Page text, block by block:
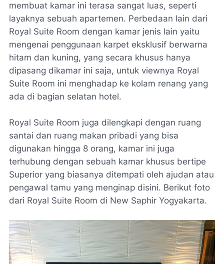
membuat kamar ini terasa sangat luas, seperti
layaknya sebuah apartemen. Perbedaan lain dari
Royal Suite Room dengan kamar jenis lain yaitu
mengenai penggunaan karpet eksklusif berwarna
hitam dan kuning, yang secara khusus hanya
dipasang dikamar ini saja, untuk viewnya Royal
Suite Room ini menghadap ke kolam renang yang
ada di bagian selatan hotel.
Royal Suite Room juga dilengkapi dengan ruang
santai dan ruang makan pribadi yang bisa
digunakan hingga 8 orang, kamar ini juga
terhubung dengan sebuah kamar khusus bertipe
Superior yang biasanya ditempati oleh ajudan atau
pengawal tamu yang menginap disini. Berikut foto
dari Royal Suite Room di New Saphir Yogyakarta.